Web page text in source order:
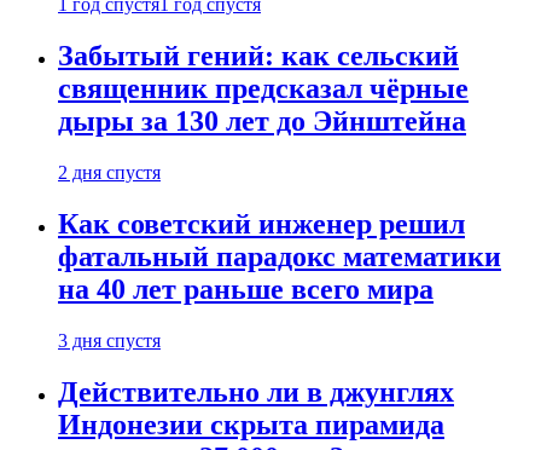
1 год спустя 1 год спустя
Забытый гений: как сельский
священник предсказал чёрные
дыры за 130 лет до Эйнштейна
2 дня спустя
Как советский инженер решил
фатальный парадокс математики
на 40 лет раньше всего мира
3 дня спустя
Действительно ли в джунглях
Индонезии скрыта пирамида